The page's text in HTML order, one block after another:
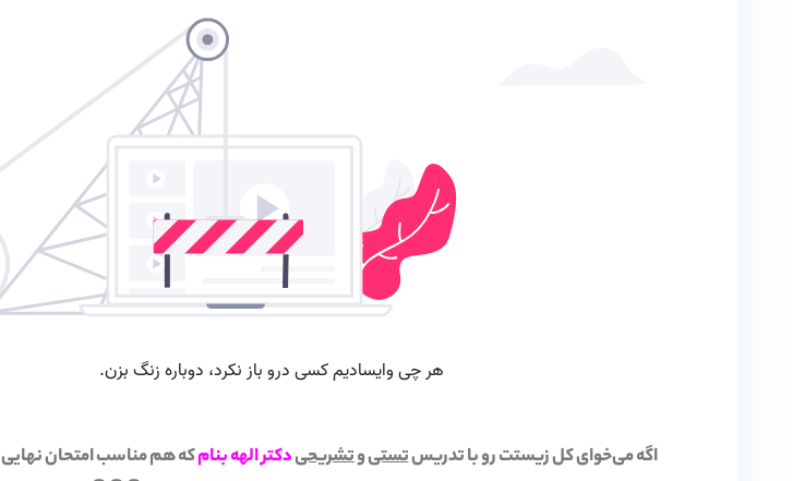
اگه می‌خوای کل زیستت رو با تدریستستی و تشریحیدکتر الهه بنامکه هم مناسبامتحان نهایی